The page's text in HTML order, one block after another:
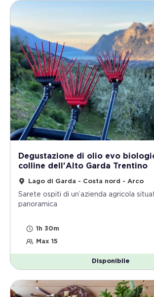
Degustazione di olio evo
colline dell'Alto Garda Trentino
Lago di Garda - Costa nord - Arco
Sarete ospiti di un’azienda agricola
panoramica
1h 30m
Max 15
Disponibile